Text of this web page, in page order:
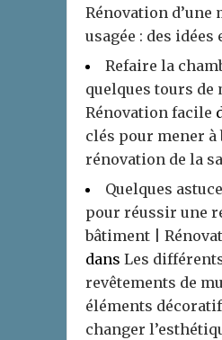
Rénovation d’une
usagée : des idées
Refaire la
quelques tours de
Rénovation facile
clés pour mener à
rénovation de la
Quelques
pour réussir une
bâtiment |
dans Les
revêtements de
éléments
changer